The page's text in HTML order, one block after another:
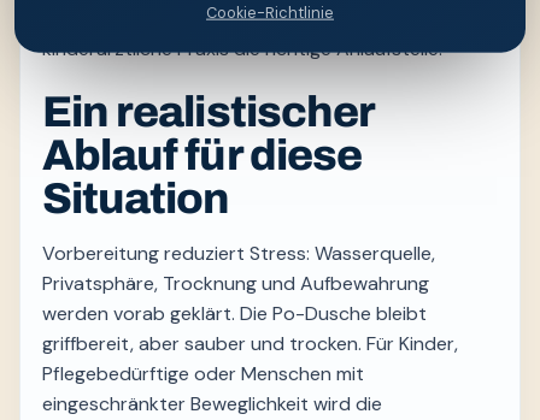
Cookie-Richtlinie
ausgeprägtem nächtlichem Juckreiz ist die
kinderärztliche Praxis die richtige Anlaufstelle.
Ein realistischer
Ablauf für diese
Situation
Vorbereitung reduziert Stress: Wasserquelle,
Privatsphäre, Trocknung und Aufbewahrung
werden vorab geklärt. Die Po-Dusche bleibt
griffbereit, aber sauber und trocken. Für Kinder,
Pflegebedürftige oder Menschen mit
eingeschränkter Beweglichkeit wird die